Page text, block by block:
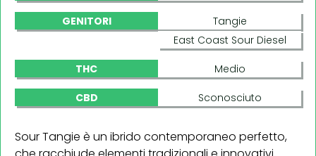
GENITORI
Tangie
East Coast Sour Diesel
THC Medio
CBD Sconosciuto
Sour Tangie è un ibrido contemporaneo perfetto,